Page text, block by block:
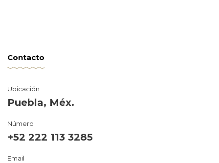
Contacto
Ubicación
Puebla, Méx.
Número
+52 222 113 3285
Email